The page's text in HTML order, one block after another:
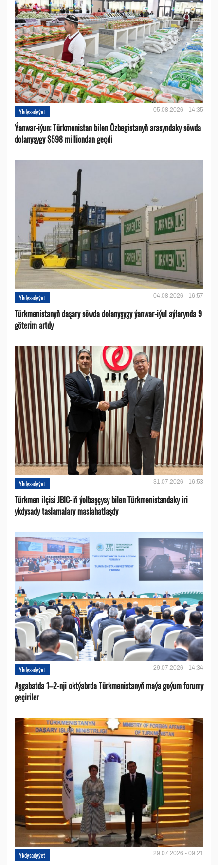
Ykdysadyýet 05.08.2026 - 14:35
Ýanwar-iýun: Türkmenistan bilen Özbegistanyň arasyndaky söwda
dolanyşygy $598 milliondan geçdi
Ykdysadyýet 04.08.2026 - 16:57
Türkmenistanyň daşary söwda dolanyşygy ýanwar-iýul aýlarynda 9
göterim artdy
Ykdysadyýet 31.07.2026 - 16:53
Türkmen ilçisi JBIC-iň ýolbaşçysy bilen Türkmenistandaky iri
ykdysady taslamalary maslahatlaşdy
Ykdysadyýet 29.07.2026 - 14:34
Aşgabatda 1–2-nji oktýabrda Türkmenistanyň maýa goýum forumy
geçiriler
Ykdysadyýet 29.07.2026 - 09:21